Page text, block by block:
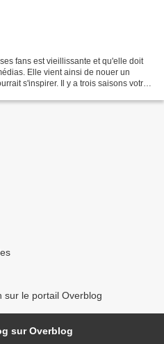
fans est vieillissante et qu'elle doit
Elle vient ainsi de nouer un
s'inspirer. Il y a trois saisons votre
sur le portail Overblog
sur Overblog